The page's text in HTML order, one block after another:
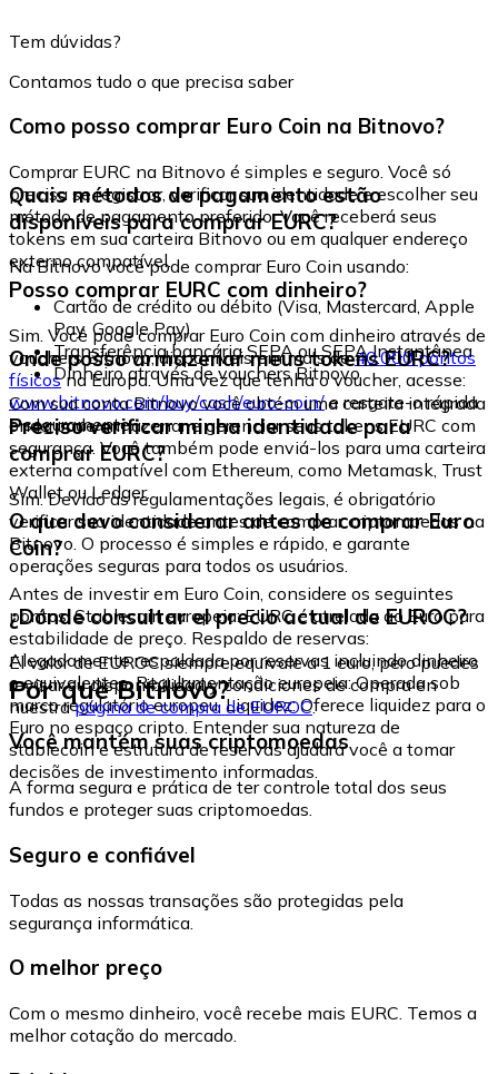
Tem dúvidas?
Contamos tudo o que precisa saber
Como posso comprar Euro Coin na Bitnovo?
Comprar EURC na Bitnovo é simples e seguro. Você só
precisa se registrar, verificar sua identidade e escolher seu
método de pagamento preferido. Você receberá seus
tokens em sua carteira Bitnovo ou em qualquer endereço
externo compatível.
Quais métodos de pagamento estão
disponíveis para comprar EURC?
Na Bitnovo você pode comprar Euro Coin usando:
Cartão de crédito ou débito (Visa, Mastercard, Apple
Pay, Google Pay)
Transferência bancária SEPA ou SEPA Instantânea
Dinheiro através de vouchers Bitnovo
Posso comprar EURC com dinheiro?
Sim. Você pode comprar Euro Coin com dinheiro através de
vouchers Bitnovo, disponíveis em mais de40.000 pontos
físicosna Europa. Uma vez que tenha o voucher, acesse:
www.bitnovo.com/buy/cash/euro-coin/e resgate-o rápida
e seguramente.
Onde posso armazenar meus tokens EURC?
Com sua conta Bitnovo você obtém uma carteira integrada
onde pode armazenar e gerenciar seus tokens EURC com
segurança. Você também pode enviá-los para uma carteira
externa compatível com Ethereum, como Metamask, Trust
Wallet ou Ledger.
Preciso verificar minha identidade para
comprar EURC?
Sim. Devido às regulamentações legais, é obrigatório
verificar sua identidade antes de comprar criptomoedas na
Bitnovo. O processo é simples e rápido, e garante
operações seguras para todos os usuários.
O que devo considerar antes de comprar Euro
Coin?
Antes de investir em Euro Coin, considere os seguintes
pontos: Stablecoin europeia: EURC é atrelada ao Euro para
estabilidade de preço. Respaldo de reservas:
Alegadamente respaldada por reservas incluindo dinheiro
e equivalentes. Regulamentação europeia: Operada sob
marco regulatório europeu. Liquidez: Oferece liquidez para o
Euro no espaço cripto. Entender sua natureza de
stablecoin e estrutura de reservas ajudará você a tomar
decisões de investimento informadas.
¿Dónde consultar el precio actual de EUROC?
El valor de EUROC siempre equivale a 1 euro, pero puedes
revisar su disponibilidad y condiciones de compra en
nuestrapágina de compra de EUROC.
Por que Bitnovo?
Você mantém suas criptomoedas
A forma segura e prática de ter controle total dos seus
fundos e proteger suas criptomoedas.
Seguro e confiável
Todas as nossas transações são protegidas pela
segurança informática.
O melhor preço
Com o mesmo dinheiro, você recebe mais EURC. Temos a
melhor cotação do mercado.